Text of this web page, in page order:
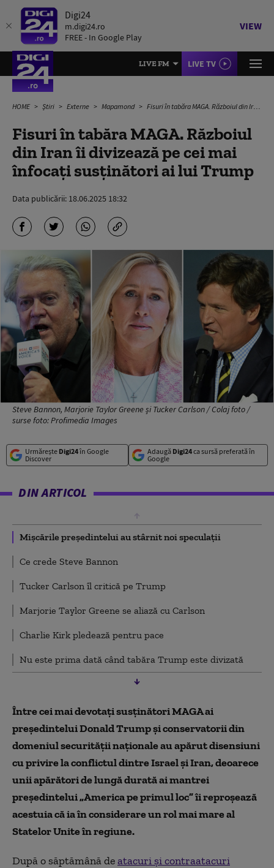
Digi24
m.digi24.ro
FREE - In Google Play
VIEW
LIVE FM LIVE TV
HOME Știri Externe Mapamond Fisuri în tabăra MAGA. Războiul din Iran îi divizează pe cei mai înfocați susținători ai lui Trump
Fisuri în tabăra MAGA. Războiul
din Iran îi divizează pe cei mai
înfocați susținători ai lui Trump
Data publicării: 18.06.2025 18:32
Steve Bannon, Marjorie Taylor Greene și Tucker Carlson / Colaj foto /
surse foto: Profimedia Images
Urmărește Digi24în Google
Discover
Adaugă Digi24ca sursă preferată în
Google
DIN ARTICOL
Mişcările preşedintelui au stârnit noi speculaţii
Ce crede Steve Bannon
Tucker Carlson îl critică pe Trump
Marjorie Taylor Greene se aliază cu Carlson
Charlie Kirk pledează pentru pace
Nu este prima dată când tabăra Trump este divizată
Între cei mai devotaţi susţinători MAGA ai
preşedintelui Donald Trump şi conservatorii din
domeniul securităţii naţionale au apărut disensiuni
cu privire la conflictul dintre Israel şi Iran, deoarece
unii apărători de lungă durată ai mantrei
preşedintelui „America pe primul loc” îi reproşează
acestuia că ia în considerare un rol mai mare al
Statelor Unite în regiune.
După o săptămână deatacuri şi contraatacuri